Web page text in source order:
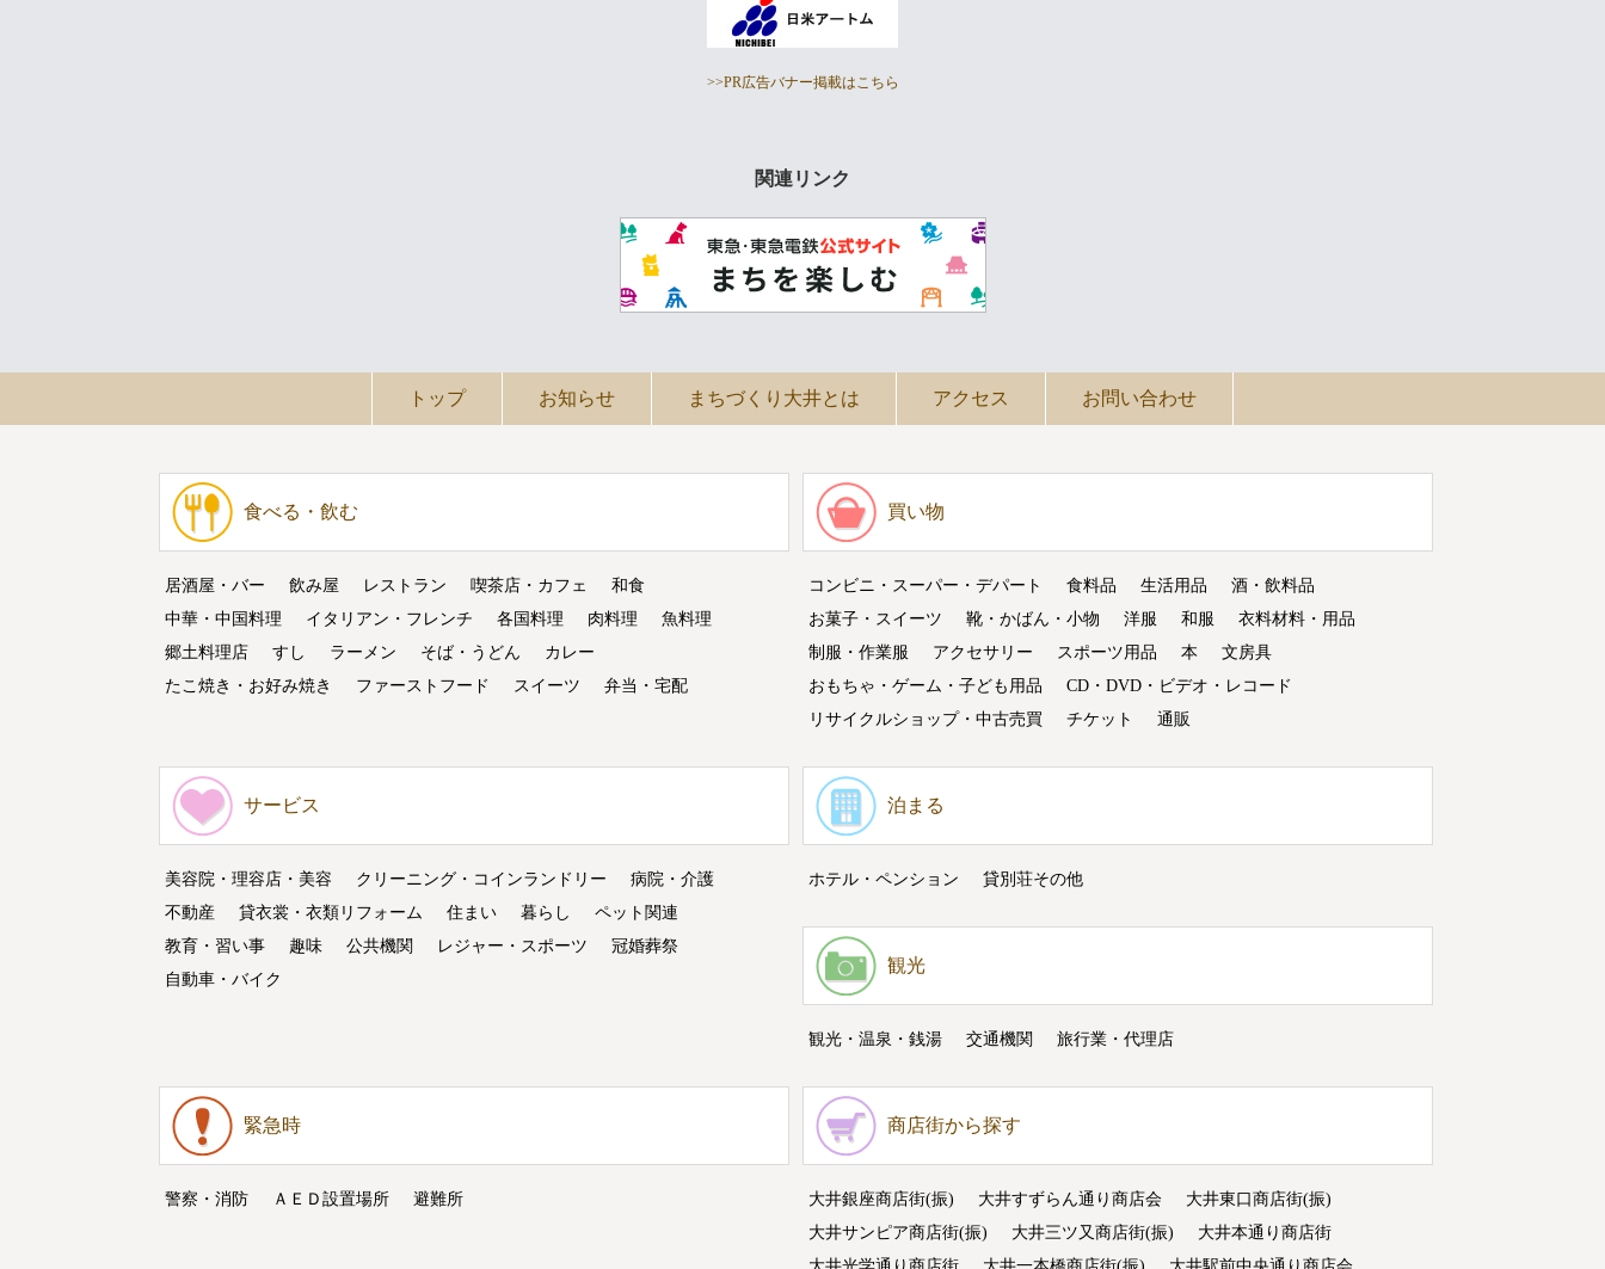
>>PR広告バナー掲載はこちら
関連リンク
トップ お知らせ まちづくり大井とは アクセス お問い合わせ
食べる・飲む
居酒屋・バー 飲み屋 レストラン 喫茶店・カフェ
和食
中華・中国料理
イタリアン・フレンチ 各国料理 肉料理
魚料理
郷土料理店
すし ラーメン そば・うどん
カレー
たこ焼き・お好み焼き
ファーストフード スイーツ 弁当・宅配
買い物
コンビニ・スーパー・デパート 食料品 生活用品
酒・飲料品
お菓子・スイーツ
靴・かばん・小物 洋服 和服
衣料材料・用品
制服・作業服
アクセサリー スポーツ用品 本
文房具
おもちゃ・ゲーム・子ども用品
CD・DVD・ビデオ・レコード
リサイクルショップ・中古売買
チケット 通販
サービス
美容院・理容店・美容 クリーニング・コインランドリー
病院・介護
不動産
貸衣裳・衣類リフォーム 住まい 暮らし
ペット関連
教育・習い事
趣味 公共機関 レジャー・スポーツ
冠婚葬祭
自動車・バイク
泊まる
ホテル・ペンション 貸別荘その他
観光
観光・温泉・銭湯 交通機関 旅行業・代理店
緊急時
警察・消防 ＡＥＤ設置場所 避難所
商店街から探す
大井銀座商店街(振) 大井すずらん通り商店会
大井東口商店街(振)
大井サンピア商店街(振)
大井三ツ又商店街(振)
大井本通り商店街